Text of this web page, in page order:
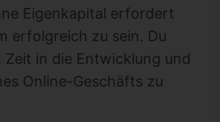
Eigenkapital erfordert
erfolgreich zu sein. Du
Zeit in die Entwicklung und
Online-Geschäfts zu